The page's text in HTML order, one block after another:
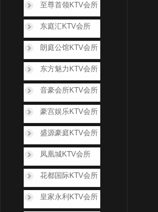
至尊首领KTV会所
东庭汇KTV会所
朗庭公馆KTV会所
东方魅力KTV会所
音豪会所KTV会所
豪宫娱乐KTV会所
盛源豪庭KTV会所
凤凰城KTV会所
花都国际KTV会所
皇家永利KTV会所